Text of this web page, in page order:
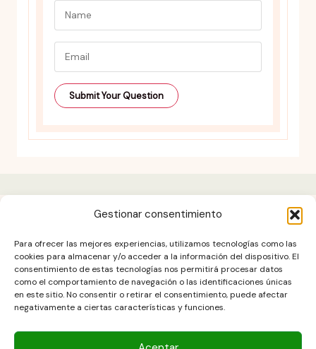
Gestionar consentimiento
Para ofrecer las mejores experiencias, utilizamos tecnologías como las
cookies para almacenar y/o acceder a la información del dispositivo. El
consentimiento de estas tecnologías nos permitirá procesar datos
como el comportamiento de navegación o las identificaciones únicas
en este sitio. No consentir o retirar el consentimiento, puede afectar
negativamente a ciertas características y funciones.
Aviso legal
Contacto
DESCARGO DE RESPONSABILIDAD
Política de cookies (UE)
POLÍTICA DE PRIVACIDAD